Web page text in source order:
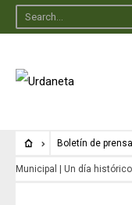
Boletín de prensa
Municipal | Un día